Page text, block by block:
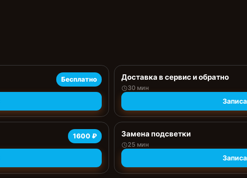
Бесплатно Доставка в сервис и обратно
30 мин
1600 ₽ Замена подсветки
25 мин